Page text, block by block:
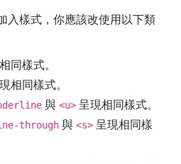
入樣式，你應該改使用以下類
同樣式。
相同樣式。
與 <u> 呈現相同樣式。
through 與 <s> 呈現相同樣